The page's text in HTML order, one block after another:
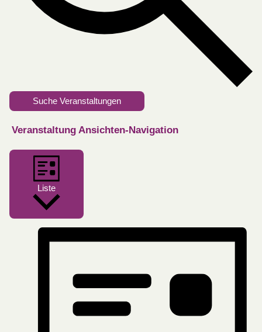
Suche Veranstaltungen
Veranstaltung Ansichten-Navigation
Liste